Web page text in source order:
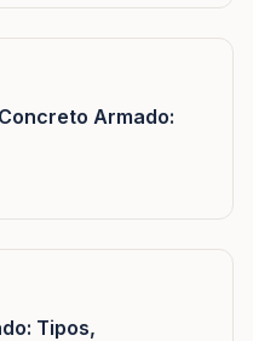
Armado:
Tipos,